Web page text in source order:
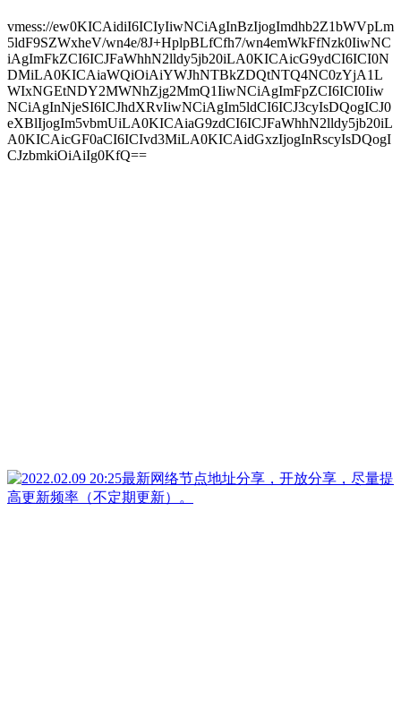
vmess://ew0KICAidiI6ICIyIiwNCiAgInBzIjogImdhb2Z1bWVpLm
5ldF9SZWxheV/wn4e/8J+HplpBLfCfh7/wn4emWkFfNzk0IiwNC
iAgImFkZCI6ICJFaWhhN2lldy5jb20iLA0KICAicG9ydCI6ICI0N
DMiLA0KICAiaWQiOiAiYWJhNTBkZDQtNTQ4NC0zYjA1L
WIxNGEtNDY2MWNhZjg2MmQ1IiwNCiAgImFpZCI6ICI0Iiw
NCiAgInNjeSI6ICJhdXRvIiwNCiAgIm5ldCI6ICJ3cyIsDQogICJ0
eXBlIjogIm5vbmUiLA0KICAiaG9zdCI6ICJFaWhhN2lldy5jb20iL
A0KICAicGF0aCI6ICIvd3MiLA0KICAidGxzIjogInRscyIsDQogI
CJzbmkiOiAiIg0KfQ==